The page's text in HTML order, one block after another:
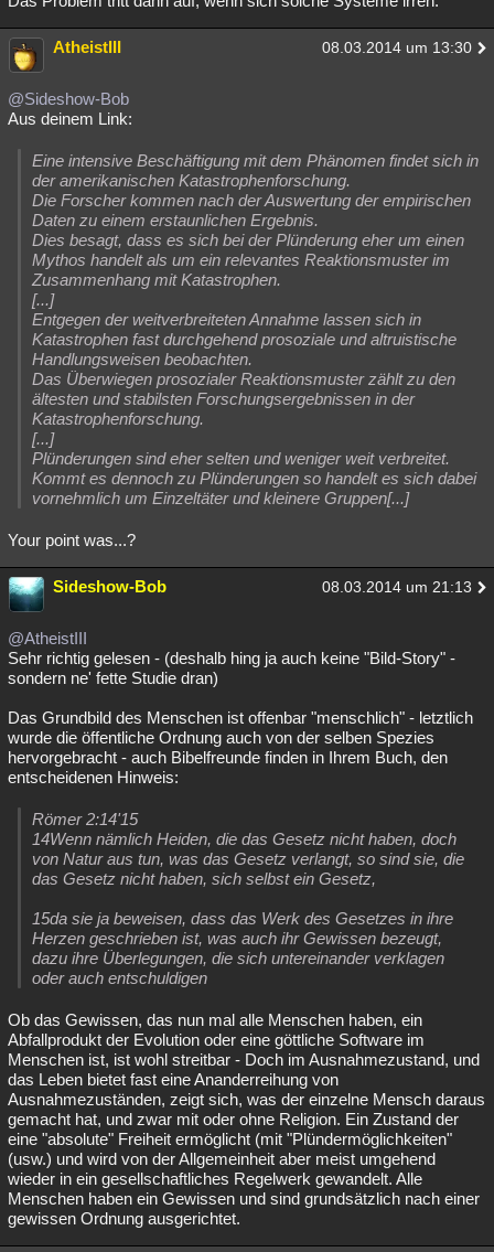
AtheistIII 08.03.2014 um 13:30
@Sideshow-Bob
Aus deinem Link:
Eine intensive Beschäftigung mit dem Phänomen findet sich in
der amerikanischen Katastrophenforschung.
Die Forscher kommen nach der Auswertung der empirischen
Daten zu einem erstaunlichen Ergebnis.
Dies besagt, dass es sich bei der Plünderung eher um einen
Mythos handelt als um ein relevantes Reaktionsmuster im
Zusammenhang mit Katastrophen.
[...]
Entgegen der weitverbreiteten Annahme lassen sich in
Katastrophen fast durchgehend prosoziale und altruistische
Handlungsweisen beobachten.
Das Überwiegen prosozialer Reaktionsmuster zählt zu den
ältesten und stabilsten Forschungsergebnissen in der
Katastrophenforschung.
[...]
Plünderungen sind eher selten und weniger weit verbreitet.
Kommt es dennoch zu Plünderungen so handelt es sich dabei
vornehmlich um Einzeltäter und kleinere Gruppen[...]
Your point was...?
Sideshow-Bob 08.03.2014 um 21:13
@AtheistIII
Sehr richtig gelesen - (deshalb hing ja auch keine "Bild-Story" -
sondern ne' fette Studie dran)
Das Grundbild des Menschen ist offenbar "menschlich" - letztlich
wurde die öffentliche Ordnung auch von der selben Spezies
hervorgebracht - auch Bibelfreunde finden in Ihrem Buch, den
entscheidenen Hinweis:
Römer 2:14'15
14Wenn nämlich Heiden, die das Gesetz nicht haben, doch
von Natur aus tun, was das Gesetz verlangt, so sind sie, die
das Gesetz nicht haben, sich selbst ein Gesetz,
15da sie ja beweisen, dass das Werk des Gesetzes in ihre
Herzen geschrieben ist, was auch ihr Gewissen bezeugt,
dazu ihre Überlegungen, die sich untereinander verklagen
oder auch entschuldigen
Ob das Gewissen, das nun mal alle Menschen haben, ein
Abfallprodukt der Evolution oder eine göttliche Software im
Menschen ist, ist wohl streitbar - Doch im Ausnahmezustand, und
das Leben bietet fast eine Ananderreihung von
Ausnahmezuständen, zeigt sich, was der einzelne Mensch daraus
gemacht hat, und zwar mit oder ohne Religion. Ein Zustand der
eine "absolute" Freiheit ermöglicht (mit "Plündermöglichkeiten"
(usw.) und wird von der Allgemeinheit aber meist umgehend
wieder in ein gesellschaftliches Regelwerk gewandelt. Alle
Menschen haben ein Gewissen und sind grundsätzlich nach einer
gewissen Ordnung ausgerichtet.